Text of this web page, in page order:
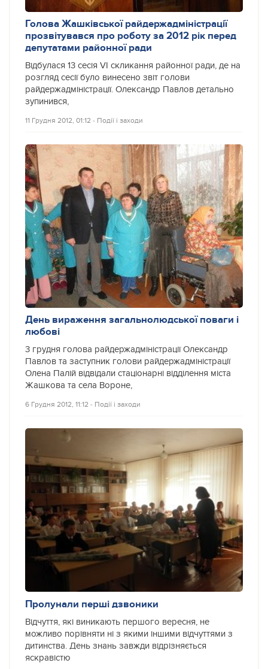
Голова Жашківської райдержадміністрації
прозвітувався про роботу за 2012 рік перед
депутатами районної ради
Відбулася 13 сесія VІ скликання районної ради, де на
розгляд сесії було винесено звіт голови
райдержадміністрації. Олександр Павлов детально
зупинився,
11 Грудня 2012, 01:12 ‐ Події і заходи
День вираження загальнолюдської поваги і
любові
3 грудня голова райдержадміністрації Олександр
Павлов та заступник голови райдержадміністрації
Олена Палій відвідали стаціонарні відділення міста
Жашкова та села Вороне,
6 Грудня 2012, 11:12 ‐ Події і заходи
Пролунали перші дзвоники
Відчуття, які виникають першого вересня, не
можливо порівняти ні з якими іншими відчуттями з
дитинства. День знань завжди відрізняється
яскравістю